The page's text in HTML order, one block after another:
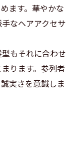
ます。華やかな
なヘアアクセサ
もそれに合わせ
ります。参列者
実さを意識しま